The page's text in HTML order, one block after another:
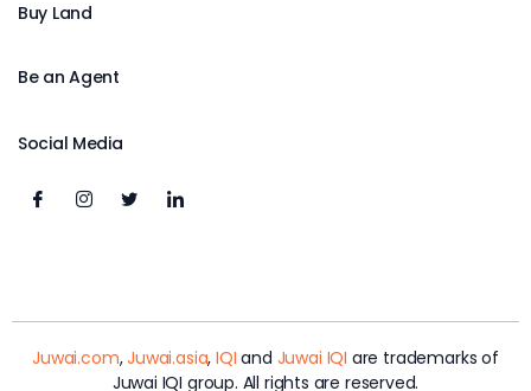
Buy Land
Be an Agent
Social Media
Juwai.com,Juwai.asia,IQI and Juwai IQI are trademarks of
Juwai IQI group. All rights are reserved.